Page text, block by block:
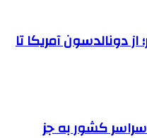
از دونالدسون آمریکا تا
۳۰ تیر در سراسر کشور به جز